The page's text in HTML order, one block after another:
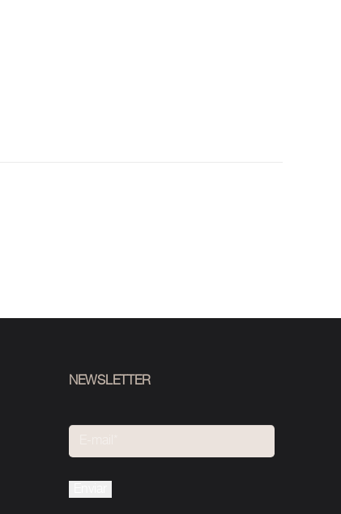
NEWSLETTER